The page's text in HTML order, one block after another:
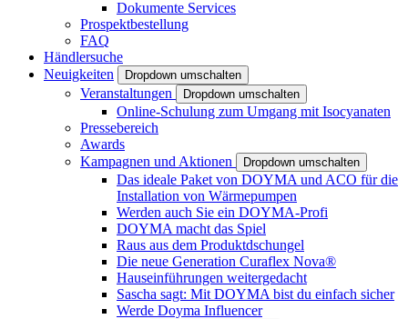
Dokumente Services
Prospektbestellung
FAQ
Händlersuche
Neuigkeiten
Dropdown umschalten
Veranstaltungen Dropdown umschalten
Online-Schulung zum Umgang mit Isocyanaten
Pressebereich
Awards
Kampagnen und Aktionen
Dropdown umschalten
Das ideale Paket von DOYMA und ACO für die
Installation von Wärmepumpen
Werden auch Sie ein DOYMA-Profi
DOYMA macht das Spiel
Raus aus dem Produktdschungel
Die neue Generation Curaflex Nova®
Hauseinführungen weitergedacht
Sascha sagt: Mit DOYMA bist du einfach sicher
Werde Doyma Influencer